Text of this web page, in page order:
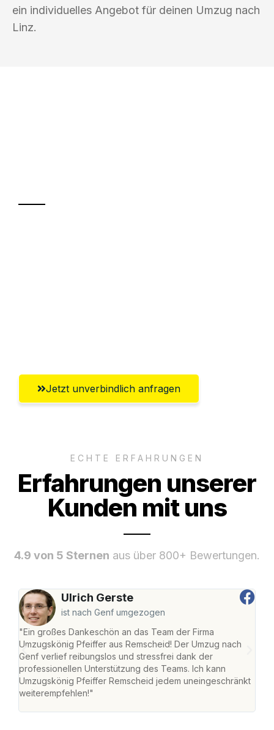
ein individuelles Angebot für deinen Umzug nach
Linz.
Jetzt unverbindlich anfragen
ECHTE ERFAHRUNGEN
Erfahrungen unserer
Kunden mit uns
4.9 von 5 Sternen aus über 800+ Bewertungen.
Ulrich Gerste
ist nach Genf umgezogen
"Ein großes Dankeschön an das Team der Firma
Umzugskönig Pfeiffer aus Remscheid! Der Umzug nach
Genf verlief reibungslos und stressfrei dank der
professionellen Unterstützung des Teams. Ich kann
Umzugskönig Pfeiffer Remscheid jedem uneingeschränkt
weiterempfehlen!"